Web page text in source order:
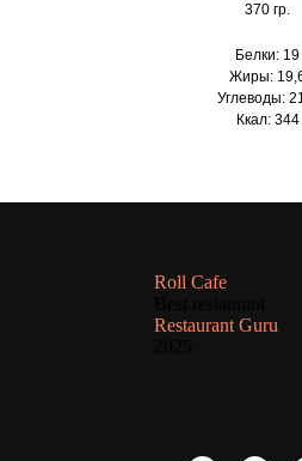
370 гр.
Белки: 19
Жиры:
Углеводы:
Ккал: 344
Roll Cafe
Restaurant Guru